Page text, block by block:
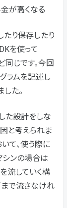
が高くなる
たり保存したり
を使って
じです。今回
ラムを記述し
た。
た設計をしな
と考えられま
て、使う際に
シンの場合は
流していく構
まで流さなけれ